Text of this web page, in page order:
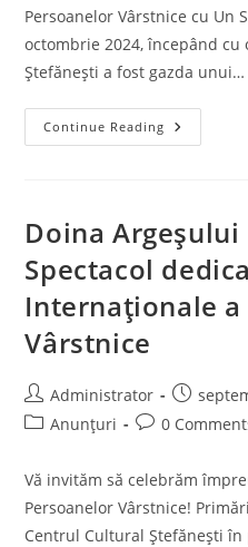
Persoanelor Vârstnice cu Un
octombrie 2024, începând cu
Ștefănești a fost gazda unui…
Continue Reading Ziua
Doina Argeșului
Spectacol
Internaționale
Vârstnice
Post
author:
Administrator
Post
PostAnunțuri
Post0
Vă invităm să celebrăm
Persoanelor Vârstnice!
Centrul Cultural Ștefănești